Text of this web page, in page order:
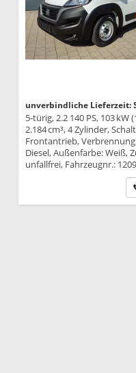
unverbindliche Lieferzeit:
5-türig, 2.2 140 PS, 103 kW
2.184 cm³, 4 Zylinder,
Frontantrieb,
Diesel, Außenfarbe: Weiß,
unfallfrei, Fahrzeugnr.: